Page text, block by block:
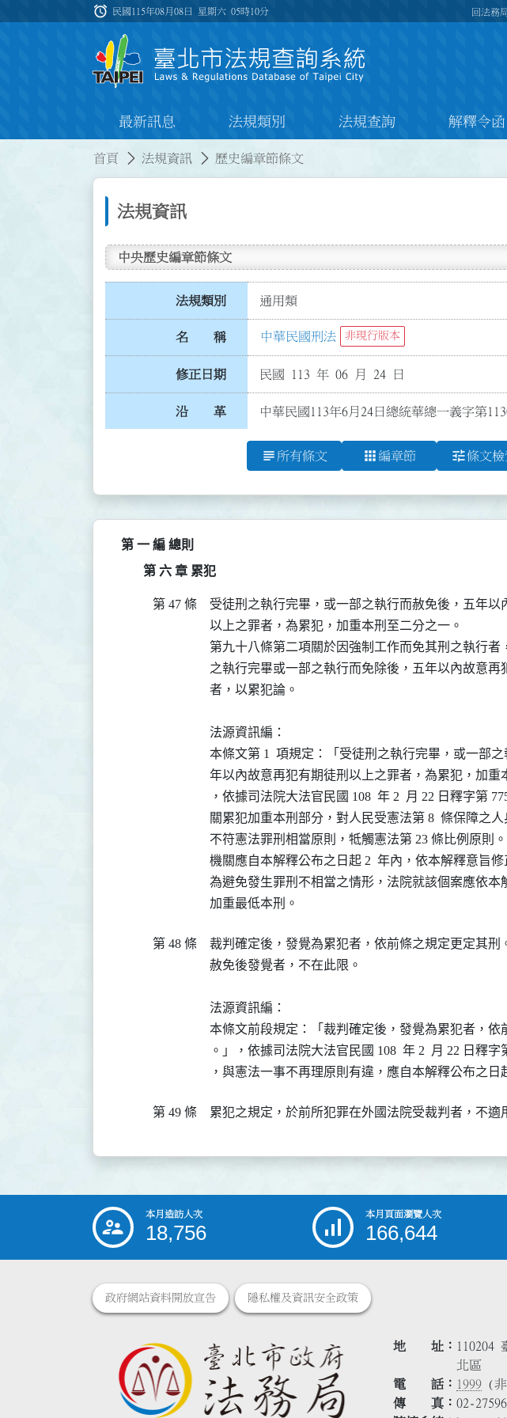
:::
alarm 民國115年08月08日 星期六05時10分 回法務
最新訊息 法規類別 法規查詢 解釋令函
首頁 法規資訊 歷史編章節條文
法規資訊
中央歷史編章節條文
法規類別 通用類
名 稱 中華民國刑法 非現行版本
修正日期 民國 113 年 06 月 24 日
沿 革 中華民國113年6月24日總統華總一義字第
subject 所有條文 apps 編章節 tune條文檢
第 一 編 總則
第 六 章 累犯
第 47 條
受徒刑之執行完畢，或一部之執行而赦免後，五年以
以上之罪者，為累犯，加重本刑至二分之一。
第九十八條第二項關於因強制工作而免其刑之執行者
之執行完畢或一部之執行而免除後，五年以內故意再
者，以累犯論。
法源資訊編：
本條文第 1  項規定：「受徒刑之執行完畢，或一部
年以內故意再犯有期徒刑以上之罪者，為累犯，加重
，依據司法院大法官民國 108  年 2  月 22 日釋字第
關累犯加重本刑部分，對人民受憲法第 8  條保障之人
不符憲法罪刑相當原則，牴觸憲法第 23 條比例原則
機關應自本解釋公布之日起 2  年內，依本解釋意旨修
為避免發生罪刑不相當之情形，法院就該個案應依本
加重最低本刑。
第 48 條
裁判確定後，發覺為累犯者，依前條之規定更定其刑
赦免後發覺者，不在此限。
法源資訊編：
本條文前段規定：「裁判確定後，發覺為累犯者，依
。」，依據司法院大法官民國 108  年 2  月 22 日釋字
，與憲法一事不再理原則有違，應自本解釋公布之日
第 49 條 累犯之規定，於前所犯罪在外國法院受裁判者，不適
::: 本月造訪人次
18,756
本月頁面瀏覽人次
166,644
政府網站資料開放宣告 隱私權及資訊安全政策
地 址
110204
北區
電 話
1999 (
傳 真
02-